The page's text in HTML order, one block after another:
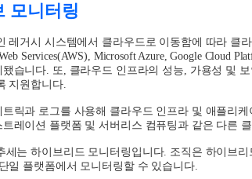
모니터링
레거시 시스템에서 클라우드로 이동함에 따라 클
Services(AWS), Microsoft Azure, Google Cloud
됐습니다
또 클라우드 인프라의 성능 가용성 및
지원합니다.
릭과 로그를 사용해 클라우드 인프라 및 애플리
레이션 플랫폼 및 서버리스 컴퓨팅과 같은 다른
세는 하이브리드 모니터링입니다. 조직은 하이브
일 플랫폼에서 모니터링할 수 있습니다.